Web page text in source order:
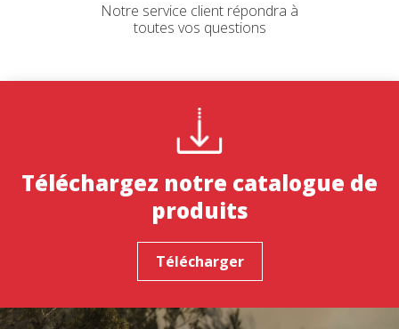
Notre service client répondra à
toutes vos questions
Téléchargez notre catalogue de
produits
Télécharger